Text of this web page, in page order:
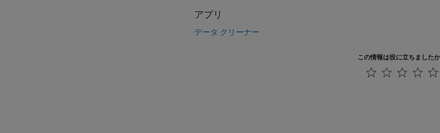
アプリ
データ クリーナー
この情報は役に立ちました